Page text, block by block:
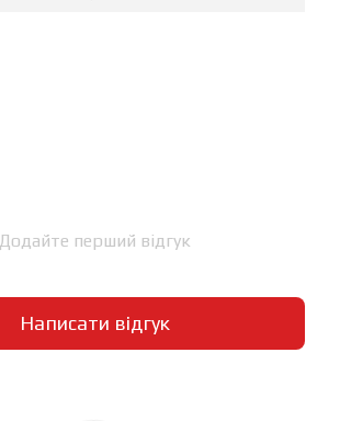
Додайте перший відгук
Написати відгук